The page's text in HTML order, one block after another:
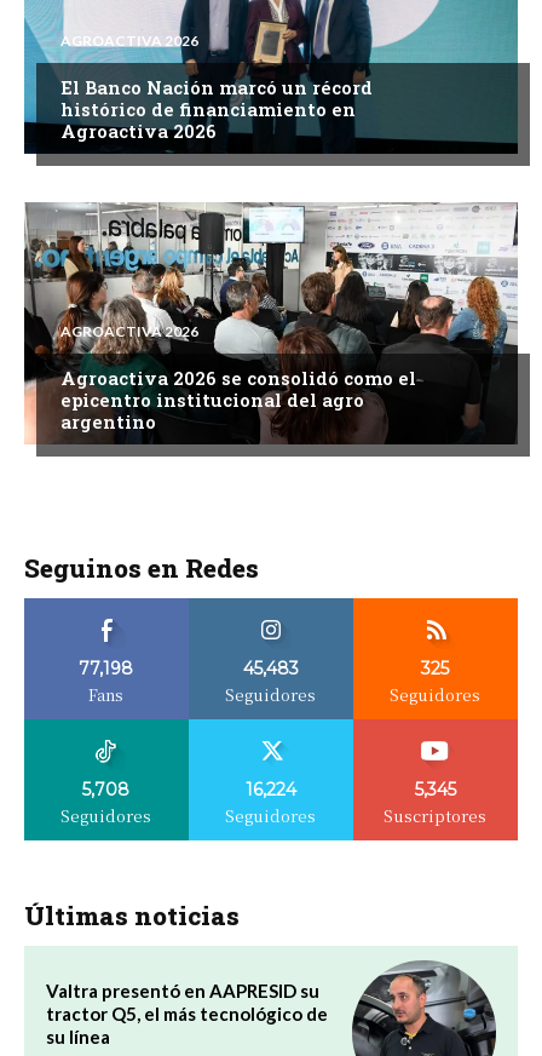
AGROACTIVA 2026
El Banco Nación marcó un récord
histórico de financiamiento en
Agroactiva 2026
AGROACTIVA 2026
Agroactiva 2026 se consolidó como el
epicentro institucional del agro
argentino
Seguinos en Redes
77,198
Fans
45,483
Seguidores
325
Seguidores
5,708
Seguidores
16,224
Seguidores
5,345
Suscriptores
Últimas noticias
Valtra presentó en AAPRESID su
tractor Q5, el más tecnológico de
su línea